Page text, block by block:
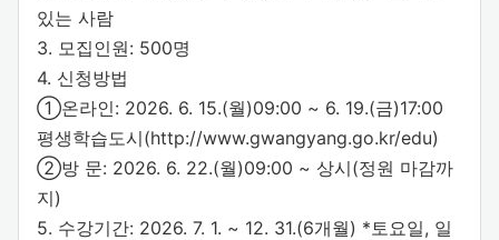
있는 사람
3. 모집인원: 500명
4. 신청방법
①온라인: 2026. 6. 15.(월)09:00 ~ 6. 19.(금)17:00
평생학습도시(http://www.gwangyang.go.kr/edu)
②방 문: 2026. 6. 22.(월)09:00 ~ 상시(정원 마감까
지)
5. 수강기간: 2026. 7. 1. ~ 12. 31.(6개월) *토요일, 일